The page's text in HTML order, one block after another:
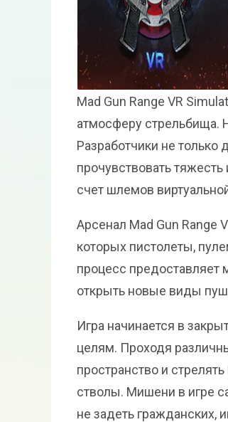
Mad Gun Range VR
атмосферу стрельбища.
Разработчики не только
прочувствовать
счет шлемов
Арсенал Mad Gun Range
которых пистолеты,
процесс
открыть новые виды
Игра начинается в
целям. Проходя
пространство и
стволы. Мишени в игре
не задеть гражданских,